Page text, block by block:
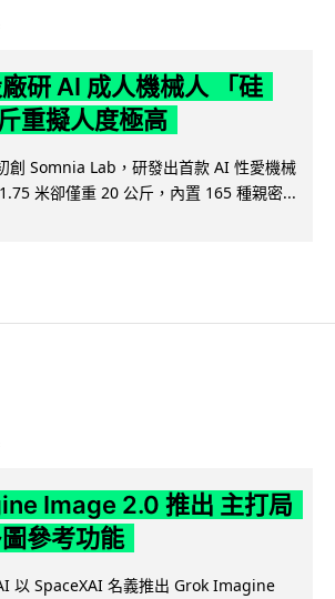
研 AI 成人機械人 「硅
重擬人度極高
創 Somnia Lab，研發出首款 AI 性愛機械
米卻僅重 20 公斤，內置 165 種親密...
Image 2.0 推出 主打局
參考功能
以 SpaceXAI 名義推出 Grok Imagine